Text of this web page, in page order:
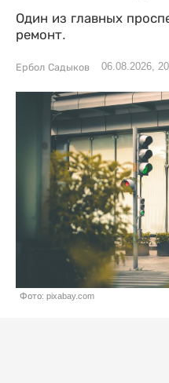
Один из главных
ремонт.
Ербол Садыков 06.08.2026,
Фото: pixabay.com